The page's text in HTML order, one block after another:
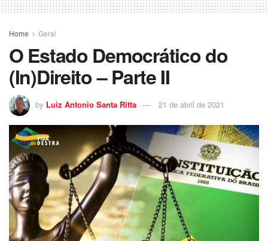
Home Geral
O Estado Democrático do
(In)Direito – Parte II
by Luiz Antonio Santa Ritta 21 de abril de 2021